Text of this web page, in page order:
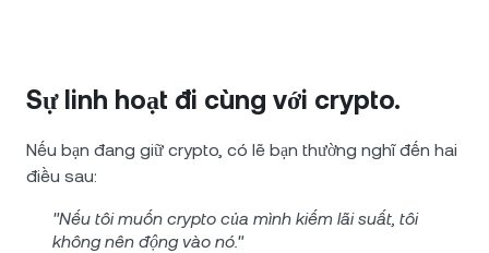
Sự linh hoạt đi cùng với crypto.
Nếu bạn đang giữ crypto, có lẽ bạn thường nghĩ đến hai
điều sau:
"Nếu tôi muốn crypto của mình kiếm lãi suất, tôi
không nên động vào nó."